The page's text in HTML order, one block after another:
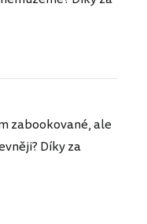
zabookované, ale
Díky za